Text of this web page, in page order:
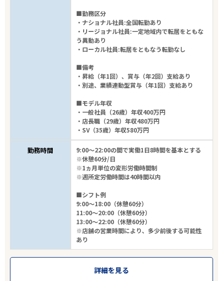
■勤務区分
・ナショナル社員:全国転勤あり
・リージョナル社員:一定地域内で転居をともな
う異動あり
・ローカル社員:転居をともなう転勤なし
■備考
・昇給（年1回）、賞与（年2回）支給あり
・別途、業績連動型賞与（年1回）支給あり
■モデル年収
・一般社員（26歳）年収400万円
・店長職（29歳）年収480万円
・SV（35歳）年収580万円
勤務時間
9:00～22:00の間で実働1日8時間を基本とする
※休憩60分/日
※1ヵ月単位の変形労働時間制
※週所定労働時間は40時間以内
■シフト例
9:00～18:00（休憩60分）
11:00～20:00（休憩60分）
13:00～22:00（休憩60分）
※店舗の営業時間により、多少前後する可能性
あり
詳細を見る